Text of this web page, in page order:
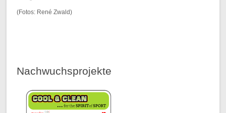
(Fotos: René Zwald)
Nachwuchsprojekte